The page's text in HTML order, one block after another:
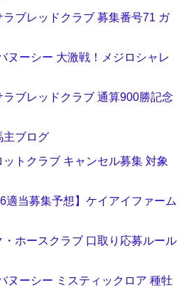
ブレッドクラブ 募集番号71 ガ
ヌーシー 大激戦！メジロシャレ
ブレッドクラブ 通算900勝記念
主ブログ
トクラブ キャンセル募集 対象
適当募集予想】ケイアイファーム
ホースクラブ 口取り応募ルール
ヌーシー ミスティックロア 種牡